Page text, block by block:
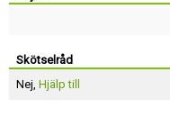
Skötselråd
Nej, Hjälp till